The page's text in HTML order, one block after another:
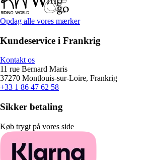
Opdag alle vores mærker
Kundeservice i Frankrig
Kontakt os
11 rue Bernard Maris
37270 Montlouis-sur-Loire, Frankrig
+33 1 86 47 62 58
Sikker betaling
Køb trygt på vores side